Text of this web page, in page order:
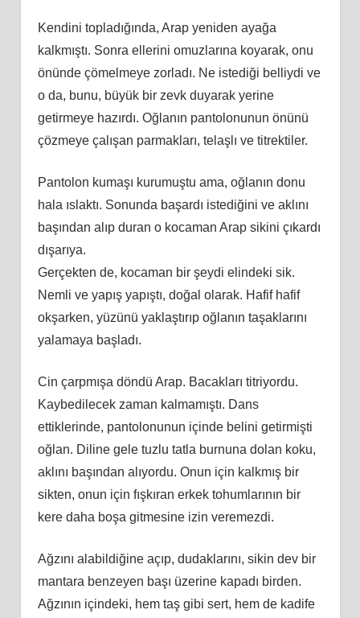
Kendini topladığında, Arap yeniden ayağa
kalkmıştı. Sonra ellerini omuzlarına koyarak, onu
önünde çömelmeye zorladı. Ne istediği belliydi ve
o da, bunu, büyük bir zevk duyarak yerine
getirmeye hazırdı. Oğlanın pantolonunun önünü
çözmeye çalışan parmakları, telaşlı ve titrektiler.
Pantolon kumaşı kurumuştu ama, oğlanın donu
hala ıslaktı. Sonunda başardı istediğini ve aklını
başından alıp duran o kocaman Arap sikini çıkardı
dışarıya.
Gerçekten de, kocaman bir şeydi elindeki sik.
Nemli ve yapış yapıştı, doğal olarak. Hafif hafif
okşarken, yüzünü yaklaştırıp oğlanın taşaklarını
yalamaya başladı.
Cin çarpmışa döndü Arap. Bacakları titriyordu.
Kaybedilecek zaman kalmamıştı. Dans
ettiklerinde, pantolonunun içinde belini getirmişti
oğlan. Diline gele tuzlu tatla burnuna dolan koku,
aklını başından alıyordu. Onun için kalkmış bir
sikten, onun için fışkıran erkek tohumlarının bir
kere daha boşa gitmesine izin veremezdi.
Ağzını alabildiğine açıp, dudaklarını, sikin dev bir
mantara benzeyen başı üzerine kapadı birden.
Ağzının içindeki, hem taş gibi sert, hem de kadife